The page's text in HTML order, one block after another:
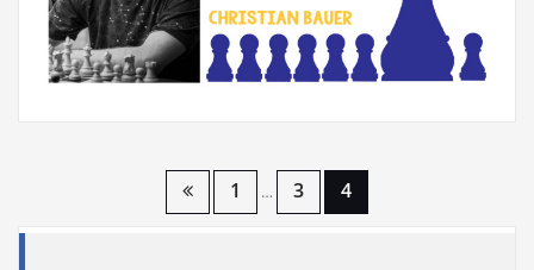
des
1 … 3 4